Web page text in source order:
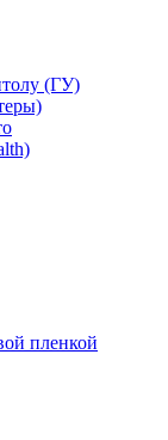
(ГУ)
пленкой